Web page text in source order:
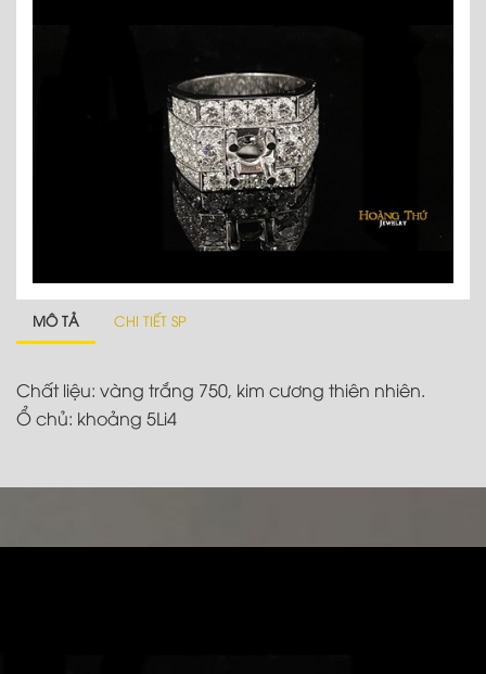
MÔ TẢ CHI TIẾT SP
Chất liệu: vàng trắng 750, kim cương thiên nhiên.
Ổ chủ: khoảng 5Li4